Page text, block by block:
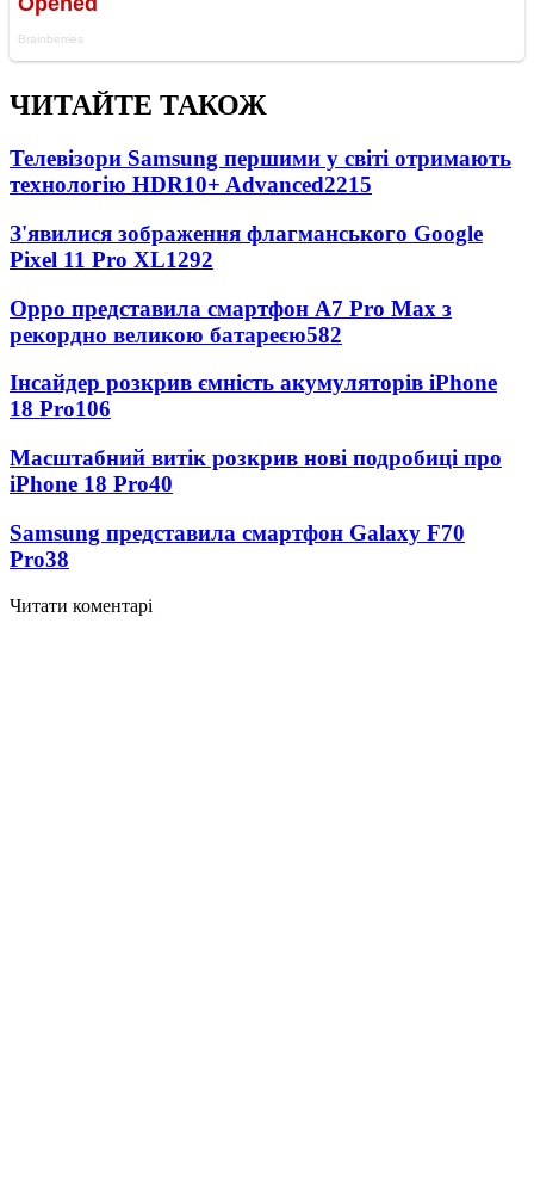
ЧИТАЙТЕ ТАКОЖ
Телевізори Samsung першими у світі отримають
технологію HDR10+ Advanced2215
З'явилися зображення флагманського Google
Pixel 11 Pro XL1292
Oppo представила смартфон A7 Pro Max з
рекордно великою батареєю582
Інсайдер розкрив ємність акумуляторів iPhone
18 Pro106
Масштабний витік розкрив нові подробиці про
iPhone 18 Pro40
Samsung представила смартфон Galaxy F70
Pro38
Читати коментарі